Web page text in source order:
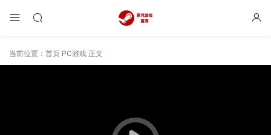
当前位置： 首页 PC游戏 正文
50% 75% 100%